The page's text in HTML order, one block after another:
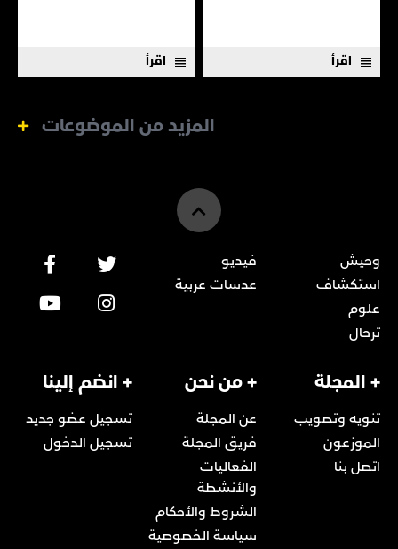
اقرأ اقرأ
المزيد من الموضوعات
وحيش
استكشاف
علوم
ترحال
فيديو
عدسات عربية
+ المجلة
تنويه وتصويب
الموزعون
اتصل بنا
+ من نحن
عن المجلة
فريق المجلة
الفعاليات
والأنشطة
الشروط والأحكام
سياسة الخصوصية
+ انضم إلينا
تسجيل عضو جديد
تسجيل الدخول